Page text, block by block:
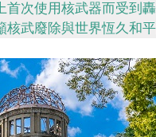
次使用核武器而受到
武廢除與世界恆久和